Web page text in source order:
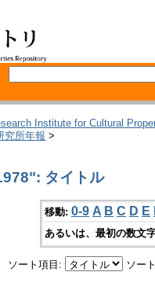
Institute for Cultural
究所年報 >
タイトル
移動: 0-9 A B C D E
あるいは、最初の数文
ソート項目: ソー